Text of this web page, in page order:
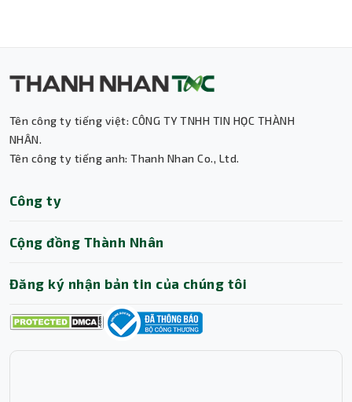
Tên công ty tiếng việt: CÔNG TY TNHH TIN HỌC THÀNH
NHÂN.
Tên công ty tiếng anh: Thanh Nhan Co., Ltd.
Công ty
Cộng đồng Thành Nhân
Đăng ký nhận bản tin của chúng tôi